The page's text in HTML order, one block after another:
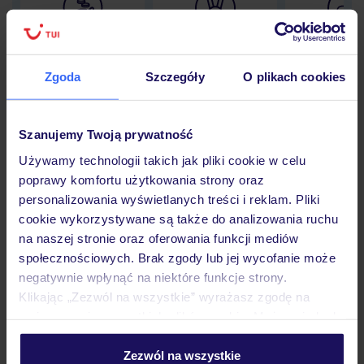
Zgoda Szczegóły O plikach cookies
Szanujemy Twoją prywatność
Używamy technologii takich jak pliki cookie w celu
poprawy komfortu użytkowania strony oraz
personalizowania wyświetlanych treści i reklam. Pliki
cookie wykorzystywane są także do analizowania ruchu
na naszej stronie oraz oferowania funkcji mediów
społecznościowych. Brak zgody lub jej wycofanie może
negatywnie wpłynąć na niektóre funkcje strony.
Klikając „Zezwól na wszystkie” wyrażasz zgodę na
personalizować swój wybór wchodząc w zakładkę
Zezwól na wszystkie
Lider niskich cen 30 lat w
Hotel
Pokoje
Wyżywienie
Atrakcje